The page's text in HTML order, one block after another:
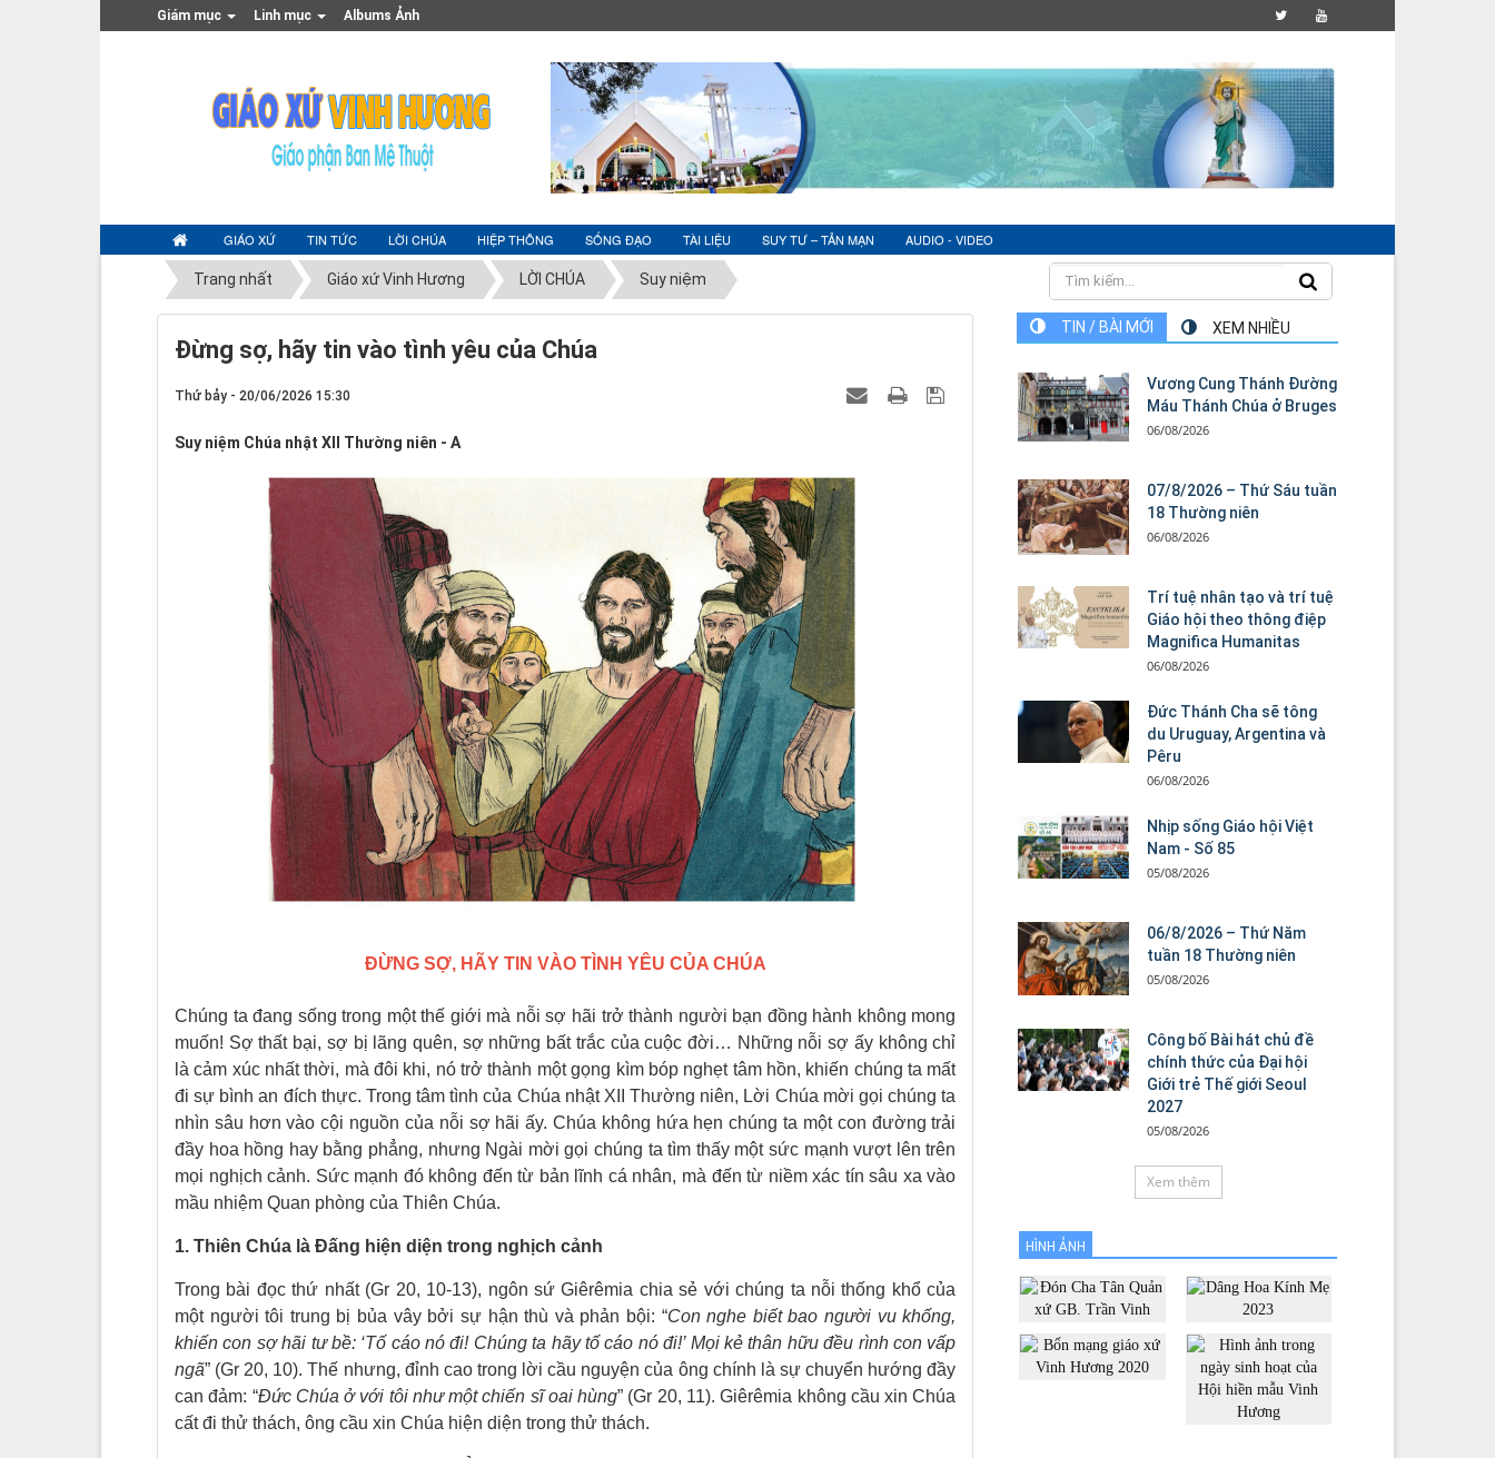
Giám mục Linh mục Albums Ảnh
GIÁO XỨ TIN TỨC LỜI CHÚA HIỆP THÔNG SỐNG ĐẠO TÀI LIỆU SUY TƯ – TẢN MẠN AUDIO - VIDEO
Trang nhất Giáo xứ Vinh Hương LỜI CHÚA Suy niệm
Đừng sợ, hãy tin vào tình yêu của Chúa
Thứ bảy - 20/06/2026 15:30
Suy niệm Chúa nhật XII Thường niên - A
ĐỪNG SỢ, HÃY TIN VÀO TÌNH YÊU CỦA CHÚA
Chúng ta đang sống trong một thế giới mà nỗi sợ hãi trở thành người bạn đồng hành không mong
muốn! Sợ thất bại, sợ bị lãng quên, sợ những bất trắc của cuộc đời… Những nỗi sợ ấy không chỉ
là cảm xúc nhất thời, mà đôi khi, nó trở thành một gọng kìm bóp nghẹt tâm hồn, khiến chúng ta mất
đi sự bình an đích thực. Trong tâm tình của Chúa nhật XII Thường niên, Lời Chúa mời gọi chúng ta
nhìn sâu hơn vào cội nguồn của nỗi sợ hãi ấy. Chúa không hứa hẹn chúng ta một con đường trải
đầy hoa hồng hay bằng phẳng, nhưng Ngài mời gọi chúng ta tìm thấy một sức mạnh vượt lên trên
mọi nghịch cảnh. Sức mạnh đó không đến từ bản lĩnh cá nhân, mà đến từ niềm xác tín sâu xa vào
mầu nhiệm Quan phòng của Thiên Chúa.
1. Thiên Chúa là Đấng hiện diện trong nghịch cảnh
Trong bài đọc thứ nhất (Gr 20, 10-13), ngôn sứ Giêrêmia chia sẻ với chúng ta nỗi thống khổ của
một người tôi trung bị bủa vây bởi sự hận thù và phản bội: “Con nghe biết bao người vu khống,
khiến con sợ hãi tư bề: ‘Tố cáo nó đi! Chúng ta hãy tố cáo nó đi!’ Mọi kẻ thân hữu đều rình con vấp
ngã” (Gr 20, 10). Thế nhưng, đỉnh cao trong lời cầu nguyện của ông chính là sự chuyển hướng đầy
can đảm: “Đức Chúa ở với tôi như một chiến sĩ oai hùng” (Gr 20, 11). Giêrêmia không cầu xin Chúa
cất đi thử thách, ông cầu xin Chúa hiện diện trong thử thách.
TIN / BÀI MỚI XEM NHIỀU
Vương Cung Thánh Ðường
Máu Thánh Chúa ở Bruges
06/08/2026
07/8/2026 – Thứ Sáu tuần
18 Thường niên
06/08/2026
Trí tuệ nhân tạo và trí tuệ
Giáo hội theo thông điệp
Magnifica Humanitas
06/08/2026
Đức Thánh Cha sẽ tông
du Uruguay, Argentina và
Pêru
06/08/2026
Nhịp sống Giáo hội Việt
Nam - Số 85
05/08/2026
06/8/2026 – Thứ Năm
tuần 18 Thường niên
05/08/2026
Công bố Bài hát chủ đề
chính thức của Đại hội
Giới trẻ Thế giới Seoul
2027
05/08/2026
Xem thêm
HÌNH ẢNH